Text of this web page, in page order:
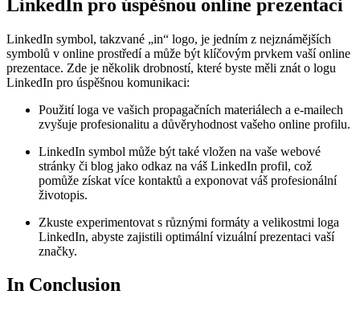
LinkedIn pro úspěšnou online prezentaci
LinkedIn symbol, takzvané „in“ logo, je jedním z nejznámějších
symbolů v online prostředí a může být klíčovým prvkem vaší online
prezentace. Zde je několik drobností, které byste měli znát o logu
LinkedIn pro úspěšnou komunikaci:
Použití loga ve vašich propagačních materiálech a e-mailech
zvyšuje profesionalitu a důvěryhodnost vašeho online profilu.
LinkedIn symbol může být také vložen na vaše webové
stránky či blog jako odkaz na váš LinkedIn profil, což
pomůže získat více kontaktů a exponovat váš profesionální
životopis.
Zkuste experimentovat s různými formáty a velikostmi loga
LinkedIn, abyste zajistili optimální vizuální prezentaci vaší
značky.
In Conclusion